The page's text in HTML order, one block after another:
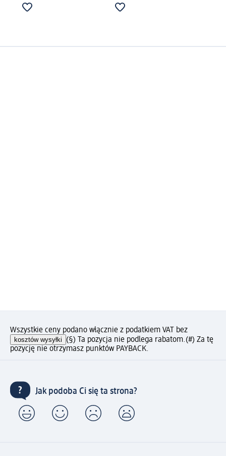
Wszystkie ceny podano włącznie z podatkiem VAT bez
kosztów wysyłki (§) Ta pozycja nie podlega rabatom.(#) Za tę
pozycję nie otrzymasz punktów PAYBACK.
Jak podoba Ci się ta strona?